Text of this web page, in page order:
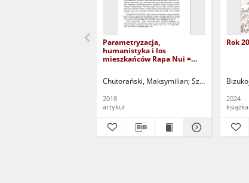
Parametryzacja,
humanistyka i los
mieszkańców Rapa Nui =
the people from Rapa Nui
Chutorański, Maksymilian Szwabowski,
2018
artykuł
Rok
2024
książka